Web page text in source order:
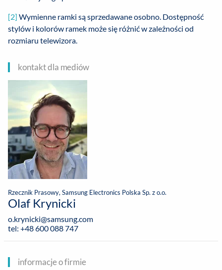
[2] Wymienne ramki są sprzedawane osobno. Dostępność
stylów i kolorów ramek może się różnić w zależności od
rozmiaru telewizora.
kontakt dla mediów
Rzecznik Prasowy, Samsung Electronics Polska Sp. z o.o.
Olaf Krynicki
o.krynicki@samsung.com
tel: +48 600 088 747
informacje o firmie